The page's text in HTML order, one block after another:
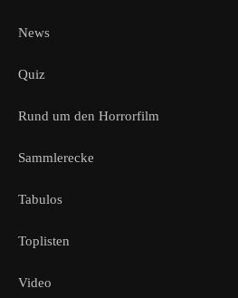
News
Quiz
Rund um den Horrorfilm
Sammlerecke
Tabulos
Toplisten
Video